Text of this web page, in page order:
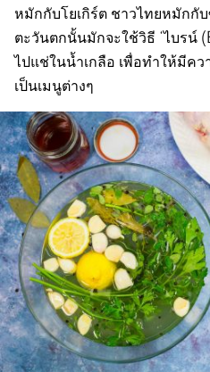
หมักกับโยเกิร์ต ชาวไทยหมักกั
ตะวันตกนั้นมักจะใช้วิธี ‘ไบรน์
ไปแช่ในน้ำเกลือ เพื่อทำให้มีค
เป็นเมนูต่างๆ